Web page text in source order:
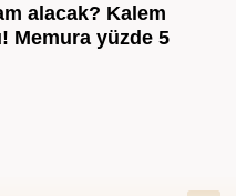
alacak? Kalem
Memura yüzde 5